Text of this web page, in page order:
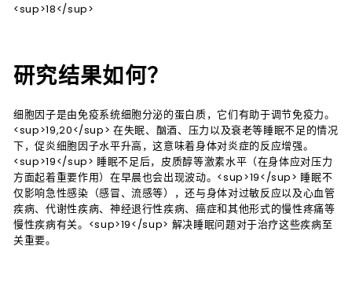
<sup>18</sup>
研究结果如何？
细胞因子是由免疫系统细胞分泌的蛋白质，它们有助于调节免疫力。
<sup>19,20</sup> 在失眠、酗酒、压力以及衰老等睡眠不足的情况
下，促炎细胞因子水平升高，这意味着身体对炎症的反应增强。
<sup>19</sup> 睡眠不足后，皮质醇等激素水平（在身体应对压力
方面起着重要作用）在早晨也会出现波动。<sup>19</sup> 睡眠不
仅影响急性感染（感冒、流感等），还与身体对过敏反应以及心血管
疾病、代谢性疾病、神经退行性疾病、癌症和其他形式的慢性疼痛等
慢性疾病有关。<sup>19</sup> 解决睡眠问题对于治疗这些疾病至
关重要。